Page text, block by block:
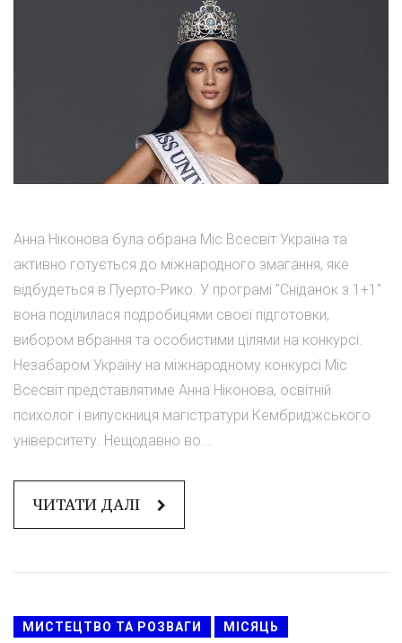
Анна Ніконова була обрана Міс Всесвіт Україна та
активно готується до міжнародного змагання, яке
відбудеться в Пуерто-Рико. У програмі "Сніданок з 1+1"
вона поділилася подробицями своєї підготовки,
вибором вбрання та особистими цілями на конкурсі.
Незабаром Україну на міжнародному конкурсі Міс
Всесвіт представлятиме Анна Ніконова, освітній
психолог і випускниця магістратури Кембриджського
університету. Нещодавно во...
ЧИТАТИ ДАЛІ
МИСТЕЦТВО ТА РОЗВАГИ МІСЯЦЬ